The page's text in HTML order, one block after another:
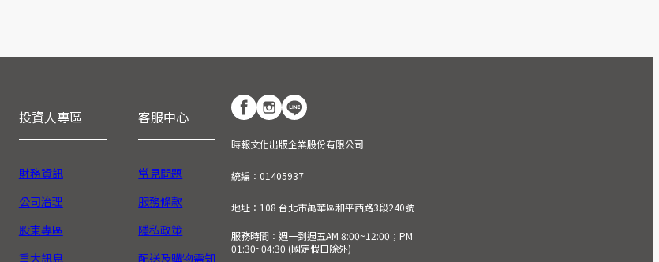
投資人專區
財務資訊
公司治理
股東專區
重大訊息
客服中心
常見問題
服務條款
隱私政策
配送及購物需知
時報文化出版企業股份有限公司
統編：01405937
地址：108 台北市萬華區和平西路3段240號
服務時間：週一到週五AM 8:00~12:00；PM
01:30~04:30 (國定假日除外)